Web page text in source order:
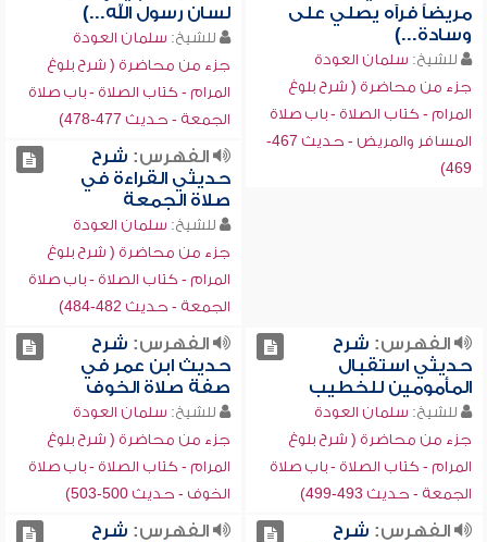
مريضاً فرآه يصلي على
وسادة...)
للشيخ: سلمان العودة
جزء من محاضرة ( شرح بلوغ
المرام - كتاب الصلاة - باب صلاة
المسافر والمريض - حديث 467-
469)
لسان رسول الله...)
للشيخ: سلمان العودة
جزء من محاضرة ( شرح بلوغ
المرام - كتاب الصلاة - باب صلاة
الجمعة - حديث 477-478)
الفهرس: شرح
حديثي القراءة في
صلاة الجمعة
للشيخ: سلمان العودة
جزء من محاضرة ( شرح بلوغ
المرام - كتاب الصلاة - باب صلاة
الجمعة - حديث 482-484)
الفهرس: شرح
حديثي استقبال
المأمومين للخطيب
للشيخ: سلمان العودة
جزء من محاضرة ( شرح بلوغ
المرام - كتاب الصلاة - باب صلاة
الجمعة - حديث 493-499)
الفهرس: شرح
حديث ابن عمر في
صفة صلاة الخوف
للشيخ: سلمان العودة
جزء من محاضرة ( شرح بلوغ
المرام - كتاب الصلاة - باب صلاة
الخوف - حديث 500-503)
الفهرس: شرح
الفهرس: شرح